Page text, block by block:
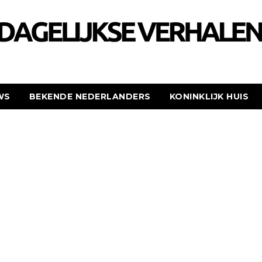
BEKENDE NEDERLANDERS KONINKLIJK HUIS